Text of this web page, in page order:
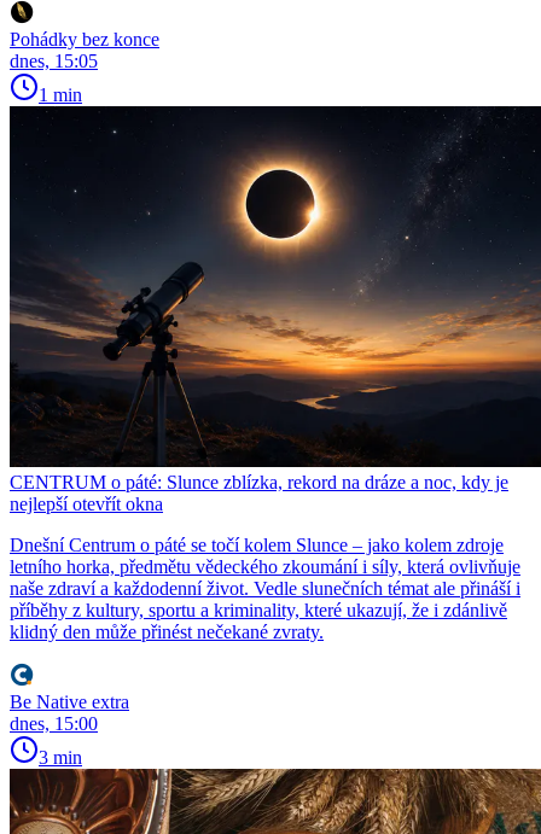
Pohádky bez konce
dnes, 15:05
1 min
CENTRUM o páté: Slunce zblízka, rekord na dráze a noc, kdy je
nejlepší otevřít okna
Dnešní Centrum o páté se točí kolem Slunce – jako kolem zdroje
letního horka, předmětu vědeckého zkoumání i síly, která ovlivňuje
naše zdraví a každodenní život. Vedle slunečních témat ale přináší i
příběhy z kultury, sportu a kriminality, které ukazují, že i zdánlivě
klidný den může přinést nečekané zvraty.
Be Native extra
dnes, 15:00
3 min